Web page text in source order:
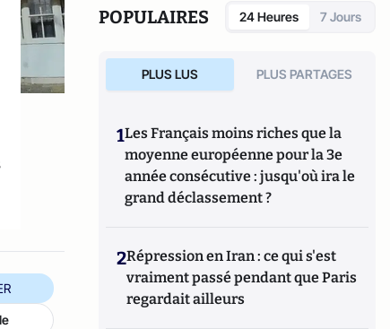
POPULAIRES 24 Heures 7 Jours
PLUS LUS PLUS PARTAGES
1Les Français moins riches que la
moyenne européenne pour la 3e
année consécutive : jusqu'où ira le
grand déclassement ?
2Répression en Iran : ce qui s'est
vraiment passé pendant que Paris
regardait ailleurs